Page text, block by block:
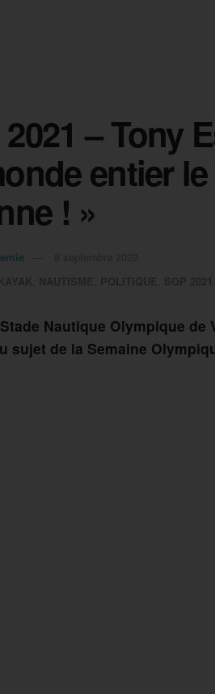
– Tony
entier
! »
Nautique Olympique de
sujet de la Semaine